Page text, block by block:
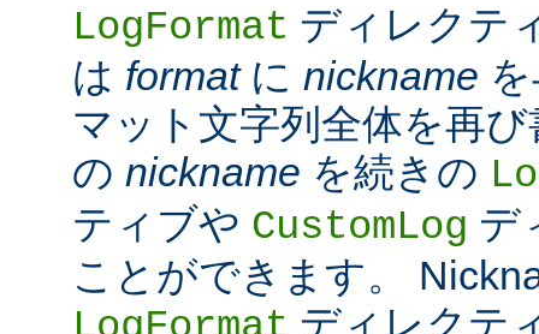
LogFormat ディレクテ
は formatに nickname
マット文字列全体を再
の nickname を続きの
ティブや CustomLog デ
ことができます。
ディレクテ